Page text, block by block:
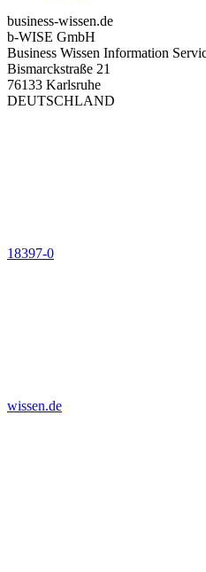
business-wissen.de
b-WISE GmbH
Business Wissen Information
Bismarckstraße 21
76133 Karlsruhe
DEUTSCHLAND
18397-0
wissen.de